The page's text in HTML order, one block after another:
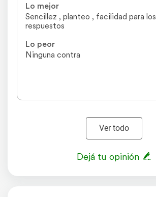
Lo mejor
Sencillez , planteo , facilidad para los
respuestos
Lo peor
Ninguna contra
Ver todo
Dejá tu opinión